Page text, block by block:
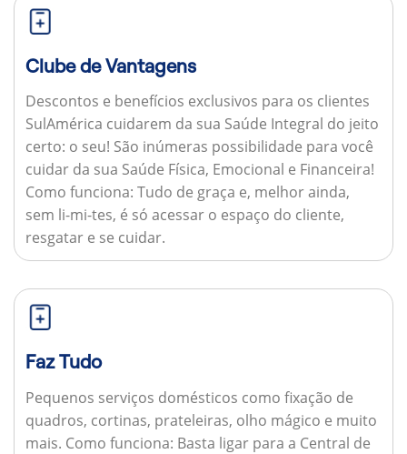
Clube de Vantagens
Descontos e benefícios exclusivos para os clientes
SulAmérica cuidarem da sua Saúde Integral do jeito
certo: o seu! São inúmeras possibilidade para você
cuidar da sua Saúde Física, Emocional e Financeira!
Como funciona: Tudo de graça e, melhor ainda,
sem li-mi-tes, é só acessar o espaço do cliente,
resgatar e se cuidar.
Faz Tudo
Pequenos serviços domésticos como fixação de
quadros, cortinas, prateleiras, olho mágico e muito
mais. Como funciona: Basta ligar para a Central de